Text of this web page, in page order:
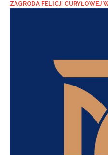
ZAGRODA FELICJI CURYŁOWEJ